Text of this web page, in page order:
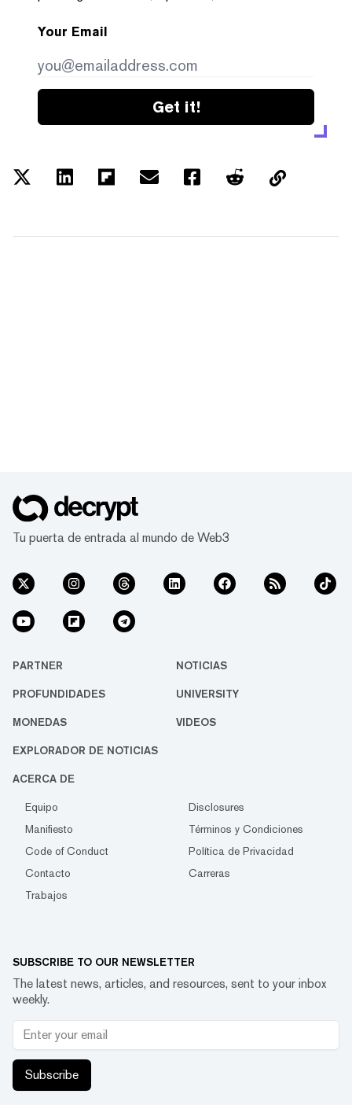
Your Email
Get it!
Tu puerta de entrada al mundo de Web3
PARTNER NOTICIAS
PROFUNDIDADES UNIVERSITY
MONEDAS VIDEOS
EXPLORADOR DE NOTICIAS
ACERCA DE
Equipo
Disclosures
Manifiesto
Términos y Condiciones
Code of Conduct
Política de Privacidad
Contacto
Carreras
Trabajos
SUBSCRIBE TO OUR NEWSLETTER
The latest news, articles, and resources, sent to your inbox
weekly.
Subscribe